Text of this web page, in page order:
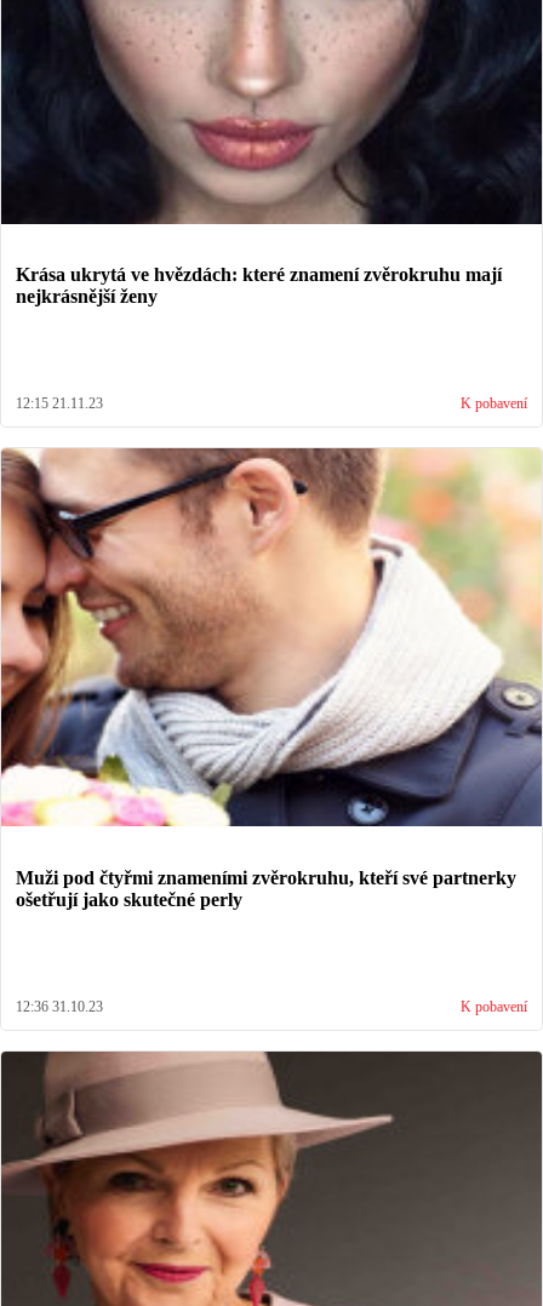
Krása ukrytá ve hvězdách: které znamení zvěrokruhu mají
nejkrásnější ženy
12:15 21.11.23 K pobavení
Muži pod čtyřmi znameními zvěrokruhu, kteří své partnerky
ošetřují jako skutečné perly
12:36 31.10.23 K pobavení